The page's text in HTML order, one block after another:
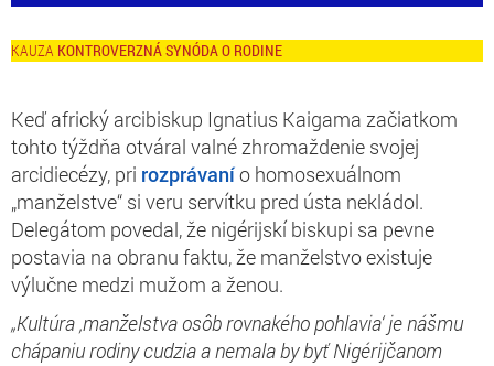
KONTROVERZNÁ SYNÓDA O RODINE
Keď africký arcibiskup Ignatius Kaigama začiatkom
tohto týždňa otváral valné zhromaždenie svojej
arcidiecézy, pri rozprávanío homosexuálnom
„manželstve“ si veru servítku pred ústa nekládol.
Delegátom povedal, že nigérijskí biskupi sa pevne
postavia na obranu faktu, že manželstvo existuje
výlučne medzi mužom a ženou.
„Kultúra ,manželstva osôb rovnakého pohlavia‘ je nášmu
chápaniu rodiny cudzia a nemala by byť Nigérijčanom